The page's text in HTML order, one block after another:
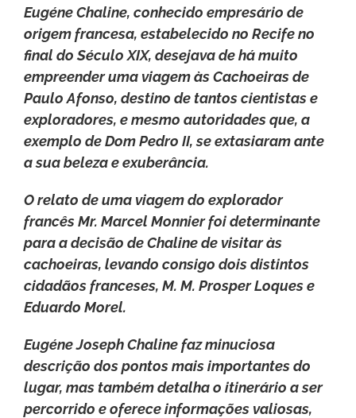
Eugéne Chaline, conhecido empresário de
origem francesa, estabelecido no Recife no
final do Século XIX, desejava de há muito
empreender uma viagem às Cachoeiras de
Paulo Afonso, destino de tantos cientistas e
exploradores, e mesmo autoridades que, a
exemplo de Dom Pedro II, se extasiaram ante
a sua beleza e exuberância.
O relato de uma viagem do explorador
francês Mr. Marcel Monnier foi determinante
para a decisão de Chaline de visitar às
cachoeiras, levando consigo dois distintos
cidadãos franceses, M. M. Prosper Loques e
Eduardo Morel.
Eugéne Joseph Chaline faz minuciosa
descrição dos pontos mais importantes do
lugar, mas também detalha o itinerário a ser
percorrido e oferece informações valiosas,